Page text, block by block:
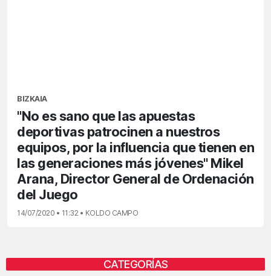
BIZKAIA
"No es sano que las apuestas
deportivas patrocinen a nuestros
equipos, por la influencia que tienen en
las generaciones más jóvenes" Mikel
Arana, Director General de Ordenación
del Juego
14/07/2020 • 11:32 • KOLDO CAMPO
CATEGORÍAS